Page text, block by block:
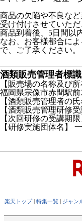
商品の欠陥や不良な
受け付けさせていただ
商品到着後、5日間以
なお、お客様都合に
で、ご了承ください。
酒類販売管理者標識
【販売場の名称及び
福岡県宗像市赤間駅前
【酒類販売管理者の
【酒類販売管理研修
【次回研修の受講期
【研修実施団体名】
楽天トップ| 特集一覧 | ジャン